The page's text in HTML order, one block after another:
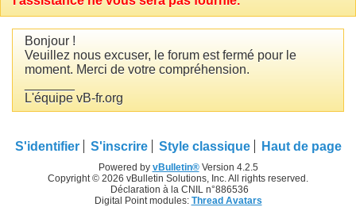
Bonjour !
Veuillez nous excuser, le forum est fermé pour le
moment. Merci de votre compréhension.
L'équipe vB-fr.org
S'identifier S'inscrire Style classique Haut de page
Powered by vBulletin®Version 4.2.5
Copyright © 2026 vBulletin Solutions, Inc. All rights reserved.
Déclaration à la CNIL n°886536
Digital Point modules: Thread Avatars